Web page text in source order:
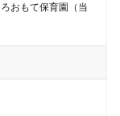
おもて保育園（当